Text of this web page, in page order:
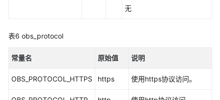
无
表6 obs_protocol
常量名 原始值 说明
OBS_PROTOCOL_HTTPS https 使用https协议访问。